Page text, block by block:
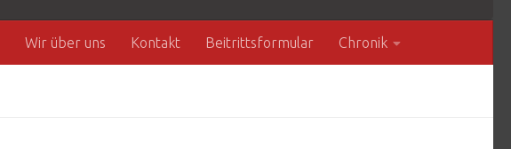
Wir über uns Kontakt Beitrittsformular Chronik